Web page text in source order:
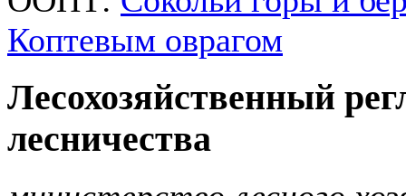
Коптевым оврагом
Лесохозяйственный
лесничества